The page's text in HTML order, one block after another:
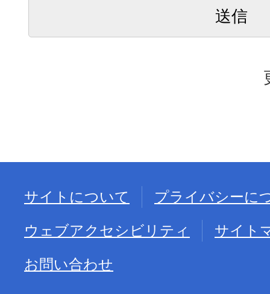
サイトについて
プライバシーに
ウェブアクセシビリティ
サイト
お問い合わせ